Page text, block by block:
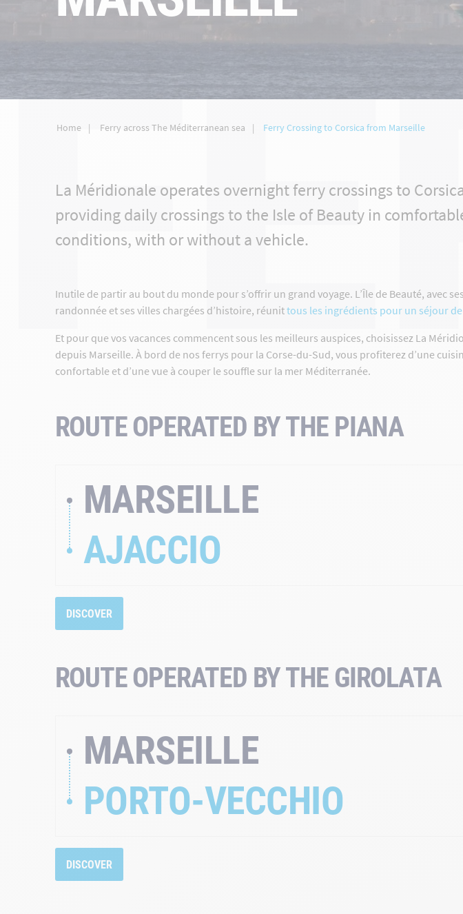
Home Ferry across The Méditerranean sea Ferry Crossing to Corsica from Marseille
La Méridionale operates overnight ferry crossings to
providing daily crossings to the Isle of Beauty in
conditions, with or without a vehicle.
Inutile de partir au bout du monde pour s’offrir un grand voyage. L’Île de Beauté, avec
randonnée et ses villes chargées d’histoire, réunittous les ingrédients pour un séjour
Et pour que vos vacances commencent sous les meilleurs auspices, choisissez La
depuis Marseille. À bord de nos ferrys pour la Corse-du-Sud, vous profiterez d’une
confortable et d’une vue à couper le souffle sur la mer Méditerranée.
ROUTE OPERATED BY THE PIANA
MARSEILLE
AJACCIO
DISCOVER
ROUTE OPERATED BY THE GIROLATA
MARSEILLE
PORTO-VECCHIO
DISCOVER